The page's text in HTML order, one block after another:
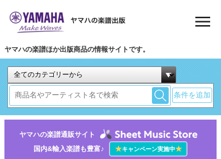
ヤマハの楽譜ほか出版商品の情報サイトです。
条件を追加
ヤマハの楽譜通販サイト
国内&輸入楽譜も豊富♪
★キャンペーン実施中★